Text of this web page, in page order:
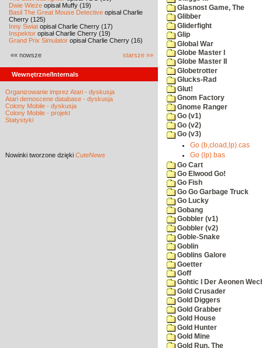
Dwie Wieże opisał Muffy (19)
Basil The Great Mouse Detective opisał Charlie
Cherry (125)
Inny Świat opisał Charlie Cherry (17)
Inspektor opisał Charlie Cherry (19)
Grand Prix Simulator opisał Charlie Cherry (16)
«« nowsze starsze »»
Wewnętrzne/Internals
Organizowanie imprez Atari - dyskusja
Atari demoscene database - dyskusja
Colony Mobile - dyskusja
Colony Mobile - projekt
Statystyki
Nowinki tworzone dzięki CuteNews
Glasnost Game, The
Glibber
Gliderfight
Glip
Global War
Globe Master I
Globe Master II
Globetrotter
Glucks-Rad
Glut!
Gnom Factory
Gnome Ranger
Go (v1)
Go (v2)
Go (v3)
Go (b,cload,lp).cas
Go (lp).bas
Go Cart
Go Elwood Go!
Go Fish
Go Go Garbage Truck
Go Lucky
Gobang
Gobbler (v1)
Gobbler (v2)
Goble-Snake
Goblin
Goblins Galore
Goetter
Goff
Gohtic I Der Aeonen
Gold Crusader
Gold Diggers
Gold Grabber
Gold House
Gold Hunter
Gold Mine
Gold Run, The